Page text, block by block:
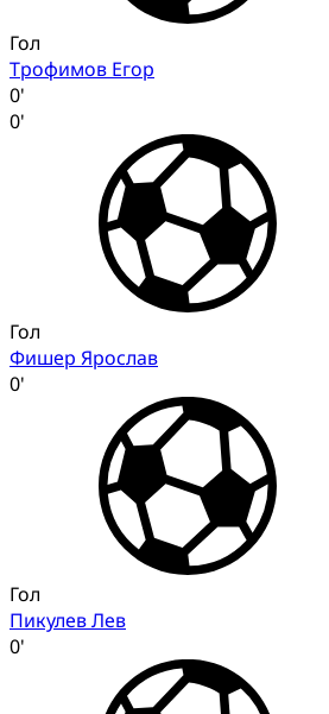
Гол
Трофимов Егор
0'
0'
Гол
Фишер Ярослав
0'
Гол
Пикулев Лев
0'